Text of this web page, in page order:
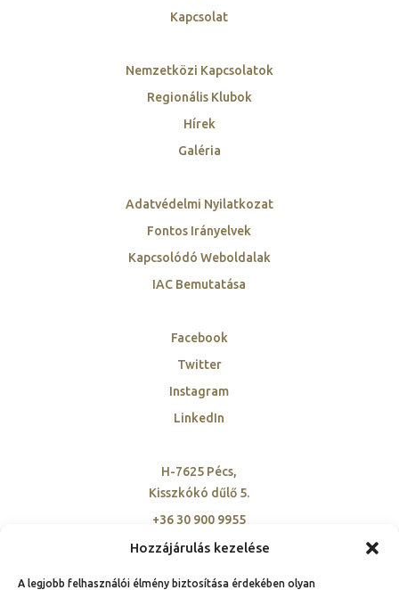
Hozzájárulás kezelése
A legjobb felhasználói élmény biztosítása érdekében olyan
Kapcsolat
Nemzetközi Kapcsolatok
Regionális Klubok
Hírek
Galéria
Adatvédelmi Nyilatkozat
Fontos Irányelvek
Kapcsolódó Weboldalak
IAC Bemutatása
Facebook
Twitter
Instagram
LinkedIn
H-7625 Pécs,
Kisszkókó dűlő 5.
+36 30 900 9955
szovetseg@ambassadorclub-hu.org